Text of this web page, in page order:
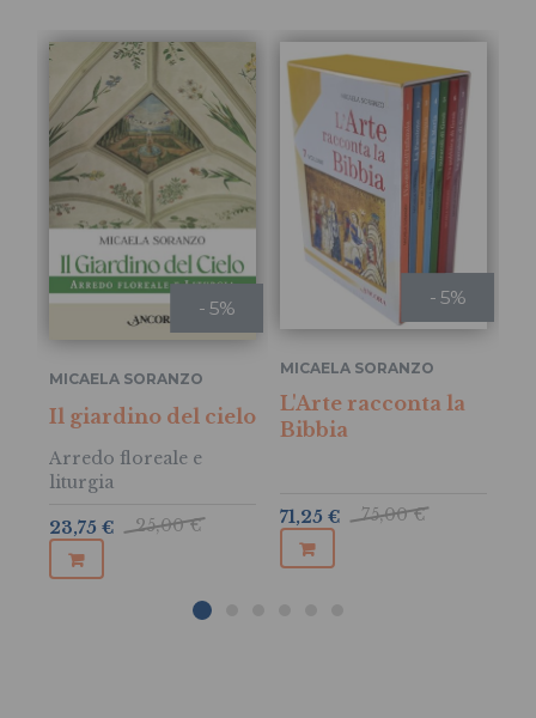
- 5%
MICAELA SORANZO
Il giardino del cielo
Arredo floreale e
liturgia
25,00 €
23,75 €
- 5%
MICAELA SORANZO
L'Arte racconta la
Bibbia
75,00 €
71,25 €